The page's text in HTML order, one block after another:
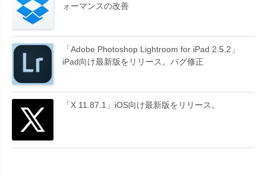
ォーマンスの改善
「Adobe Photoshop Lightroom for iPad 2.5.2」
iPad向け最新版をリリース。バグ修正
「X 11.87.1」iOS向け最新版をリリース。